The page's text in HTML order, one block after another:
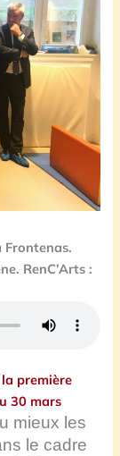
Frontenas.
RenC’Arts :
première
30 mars
mieux les
le cadre